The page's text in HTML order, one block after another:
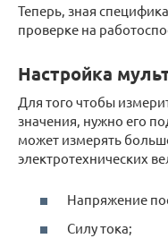
Теперь, зная
проверке на
Настройка
Для того чтобы
значения, нужно его
может измерять
электротехнических
Напряжение
Силу тока;